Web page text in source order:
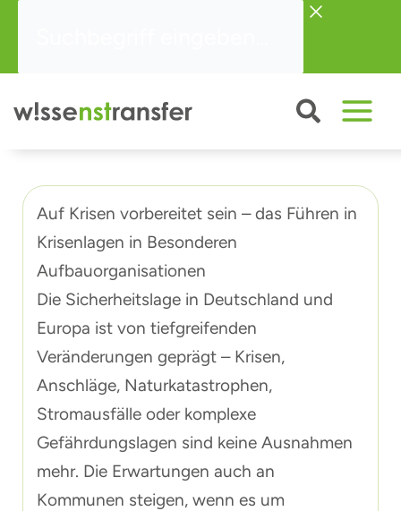
springen
Auf Krisen vorbereitet sein – das Führen in
Krisenlagen in Besonderen
Aufbauorganisationen
Die Sicherheitslage in Deutschland und
Europa ist von tiefgreifenden
Veränderungen geprägt – Krisen,
Anschläge, Naturkatastrophen,
Stromausfälle oder komplexe
Gefährdungslagen sind keine Ausnahmen
mehr. Die Erwartungen auch an
Kommunen steigen, wenn es um